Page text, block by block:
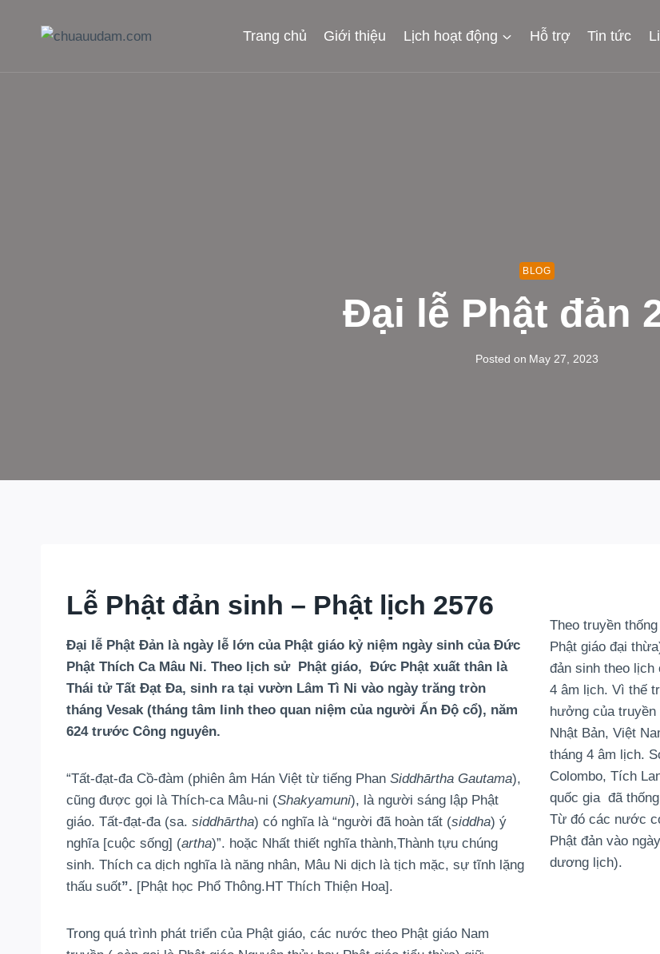
Trang chủ Giới thiệu Lịch hoạt động Hỗ trợ Tin tức
BLOG
Đại lễ Phật đản
Posted on May 27, 2023
Lễ Phật đản sinh – Phật lịch 2576
Đại lễ Phật Đản là ngày lễ lớn của Phật giáo kỷ niệm ngày sinh của Đức
Phật Thích Ca Mâu Ni. Theo lịch sử Phật giáo, Đức Phật xuất thân là
Thái tử Tất Đạt Đa, sinh ra tại vườn Lâm Tì Ni vào ngày trăng tròn
tháng Vesak (tháng tâm linh theo quan niệm của người Ấn Độ cổ), năm
624 trước Công nguyên.
“Tất-đạt-đa Cồ-đàm (phiên âm Hán Việt từ tiếng Phan Siddhārtha Gautama),
cũng được gọi là Thích-ca Mâu-ni (Shakyamuni), là người sáng lập Phật
giáo. Tất-đạt-đa (sa. siddhārtha) có nghĩa là “người đã hoàn tất (siddha) ý
nghĩa [cuộc sống] (artha)”. hoặc Nhất thiết nghĩa thành,Thành tựu chúng
sinh. Thích ca dịch nghĩa là năng nhân, Mâu Ni dịch là tịch mặc, sự tĩnh lặng
thấu suốt”. [Phật học Phổ Thông.HT Thích Thiện Hoa].
Trong quá trình phát triển của Phật giáo, các nước theo Phật giáo Nam
Theo truyền
Phật giáo đại
đản sinh theo lịch
4 âm lịch. Vì thế
hưởng của truyền
Nhật Bản, Việt
tháng 4 âm lịch.
Colombo, Tích
quốc gia đã
Từ đó các nước
Phật đản vào
dương lịch).